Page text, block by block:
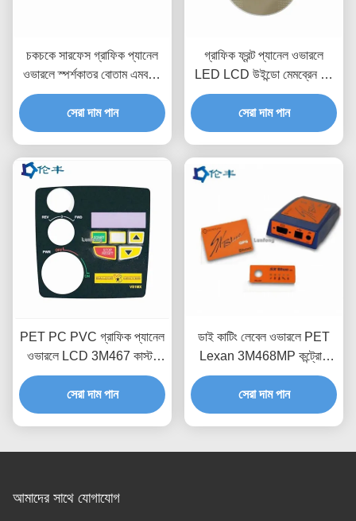
চকচকে সারফেস গ্রাফিক প্যানেল
ওভারলে স্পর্শকাতর বোতাম এমবসড
কী কাস্টম কন্ট্রোল প্যানেল
সেরা দাম পান
গ্রাফিক ফ্রন্ট প্যানেল ওভারলে
LED LCD উইন্ডো মেমব্রেন পুশ
বোতাম সুইচ
সেরা দাম পান
PET PC PVC গ্রাফিক প্যানেল
ওভারলে LCD 3M467 কাস্টম
ইন্ডাস্ট্রিয়াল কন্ট্রোল প্যানেল
সেরা দাম পান
ডাই কাটিং লেবেল ওভারলে PET
Lexan 3M468MP কন্ট্রোল
প্যানেল ওভারলে প্রিন্টিং
সেরা দাম পান
আমাদের সাথে যোগাযোগ